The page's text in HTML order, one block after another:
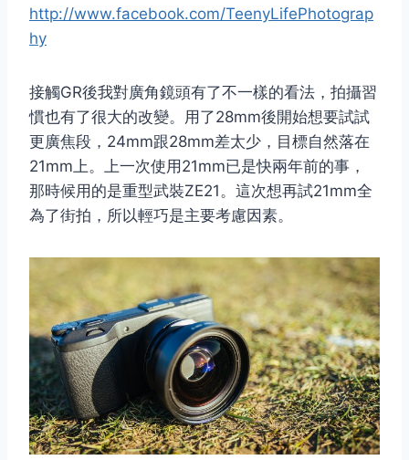
http://www.facebook.com/TeenyLifePhotograp
hy
接觸GR後我對廣角鏡頭有了不一樣的看法，拍攝習
慣也有了很大的改變。用了28mm後開始想要試試
更廣焦段，24mm跟28mm差太少，目標自然落在
21mm上。上一次使用21mm已是快兩年前的事，
那時候用的是重型武裝ZE21。這次想再試21mm全
為了街拍，所以輕巧是主要考慮因素。